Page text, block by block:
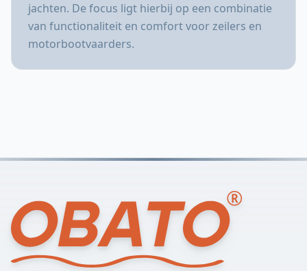
jachten. De focus ligt hierbij op een combinatie
van functionaliteit en comfort voor zeilers en
motorbootvaarders.